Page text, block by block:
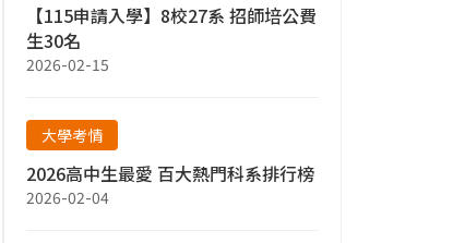
【115申請入學】8校27系 招師培公費
生30名
2026-02-15
大學考情
2026高中生最愛 百大熱門科系排行榜
2026-02-04